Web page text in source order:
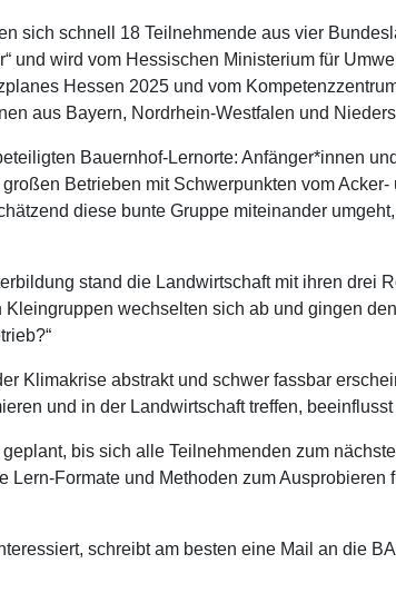
sich schnell 18 Teilnehmende aus vier
und wird vom Hessischen Ministerium für
Hessen 2025 und vom
aus Bayern, Nordrhein-Westfalen und
Bauernhof-Lernorte: Anfänger*innen
Betrieben mit Schwerpunkten vom
diese bunte Gruppe miteinander
stand die Landwirtschaft mit ihren drei
wechselten sich ab und gingen
Klimakrise abstrakt und schwer fassbar
und in der Landwirtschaft treffen, beeinflusst
bis sich alle Teilnehmenden zum
Lern-Formate und Methoden zum
schreibt am besten eine Mail an die